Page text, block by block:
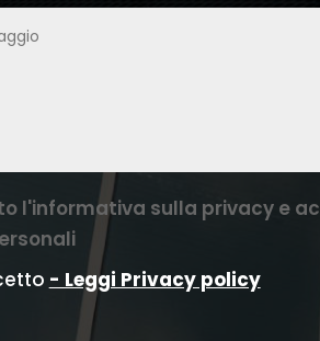
l'informativa sulla privacy e
- Leggi Privacy policy